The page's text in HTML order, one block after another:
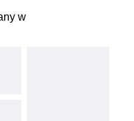
w